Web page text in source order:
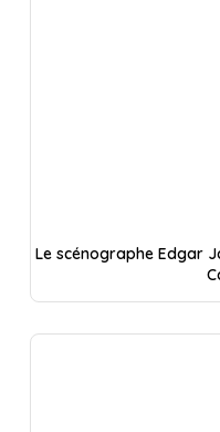
Le scénographe Edgar